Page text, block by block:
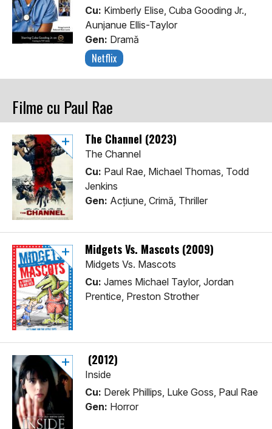
Cu: Kimberly Elise, Cuba Gooding Jr.,
Aunjanue Ellis-Taylor
Gen: Dramă
Netflix
Filme cu Paul Rae
The Channel (2023)
The Channel
Cu: Paul Rae, Michael Thomas, Todd
Jenkins
Gen: Acţiune, Crimă, Thriller
Midgets Vs. Mascots (2009)
Midgets Vs. Mascots
Cu: James Michael Taylor, Jordan
Prentice, Preston Strother
(2012)
Inside
Cu: Derek Phillips, Luke Goss, Paul Rae
Gen: Horror